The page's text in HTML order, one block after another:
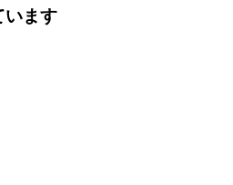
います